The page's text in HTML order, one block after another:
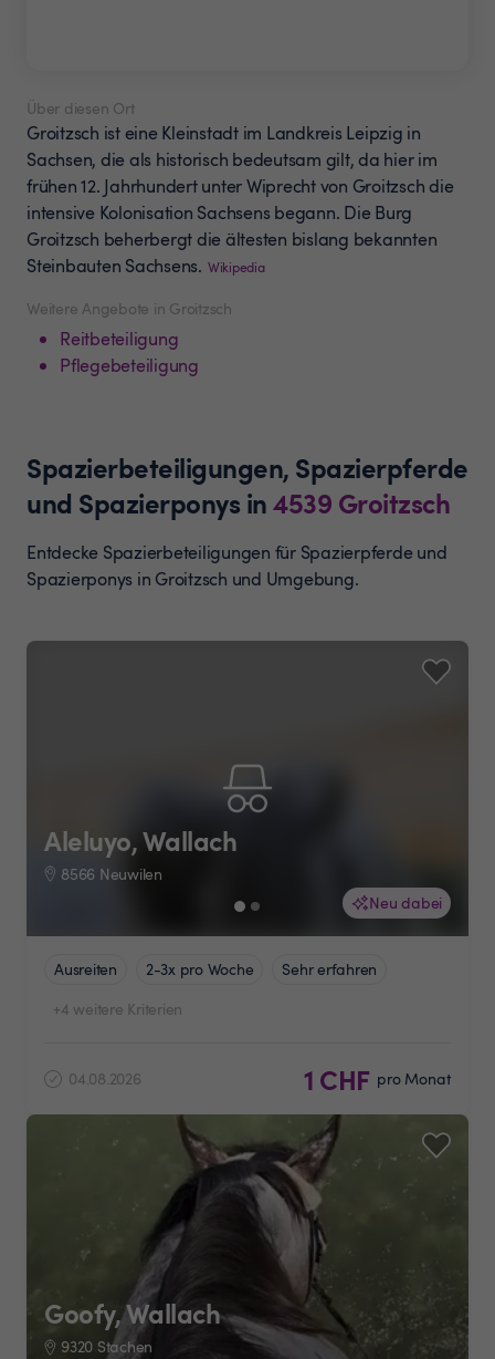
Weitere Angebote in Groitzsch
Reitbeteiligung
Pflegebeteiligung
Über diesen Ort
Groitzsch ist eine Kleinstadt im Landkreis Leipzig in
Sachsen, die als historisch bedeutsam gilt, da hier im
frühen 12. Jahrhundert unter Wiprecht von Groitzsch die
intensive Kolonisation Sachsens begann. Die Burg
Groitzsch beherbergt die ältesten bislang bekannten
Steinbauten Sachsens. Wikipedia
Spazierbeteiligungen, Spazierpferde
und Spazierponys in4539 Groitzsch
Entdecke Spazierbeteiligungen für Spazierpferde und
Spazierponys in Groitzsch und Umgebung.
Neu dabei
Aleluyo, Wallach
8566 Neuwilen
Ausreiten 2-3x pro Woche
Sehr erfahren
+4 weitere Kriterien
04.08.2026 1 CHF pro Monat
Goofy, Wallach
9320 Stachen